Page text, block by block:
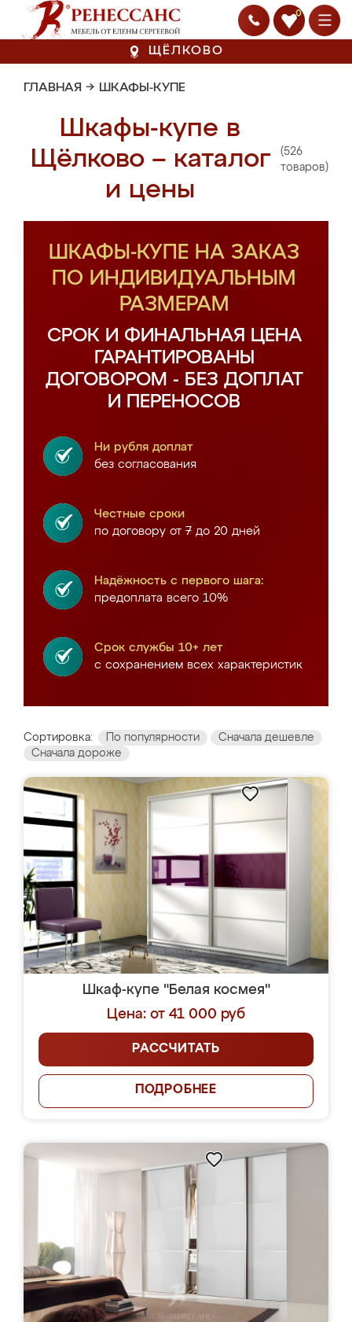
0
ЩЁЛКОВО
ГЛАВНАЯ → ШКАФЫ-КУПЕ
Шкафы-купе в
Щёлково – каталог
и цены
(526
товаров)
ШКАФЫ-КУПЕ НА ЗАКАЗ
ПО ИНДИВИДУАЛЬНЫМ
РАЗМЕРАМ
СРОК И ФИНАЛЬНАЯ ЦЕНА
ГАРАНТИРОВАНЫ
ДОГОВОРОМ - БЕЗ ДОПЛАТ
И ПЕРЕНОСОВ
Ни рубля доплат
без согласования
Честные сроки
по договору от 7 до 20 дней
Надёжность с первого шага:
предоплата всего 10%
Срок службы 10+ лет
с сохранением всех характеристик
Сортировка: По популярности
Сначала дешевле
Сначала дороже
Шкаф-купе "Белая космея"
Цена: от 41 000 руб
РАССЧИТАТЬ
ПОДРОБНЕЕ